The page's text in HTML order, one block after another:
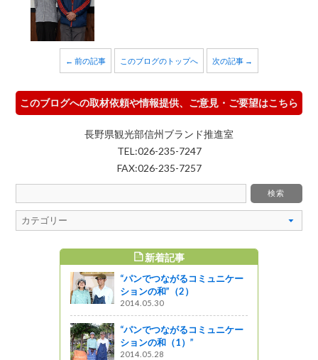
← 前の記事 このブログのトップへ 次の記事 →
このブログへの取材依頼や情報提供、ご意見・ご要望はこちら
長野県観光部信州ブランド推進室
TEL:026-235-7247
FAX:026-235-7257
新着記事
“パンでつながるコミュニケー
ションの和”（2）
2014.05.30
“パンでつながるコミュニケー
ションの和（1）”
2014.05.28